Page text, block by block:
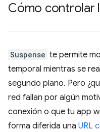
Cómo controlar
Suspense te permite
temporal mientras se
segundo plano. Pero
red fallan por algún
conexión o que tu app
forma diferida una URL